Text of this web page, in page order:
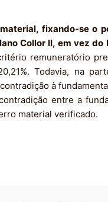
fixando-se o
Collor II, em vez do
remuneratório
Todavia, na
à
entre a
material verificado.